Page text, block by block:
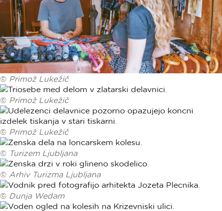
© Primož Lukežič
© Primož Lukežič
© Primož Lukežič
© Turizem Ljubljana
© Arhiv Turizma Ljubljana
© Dunja Wedam